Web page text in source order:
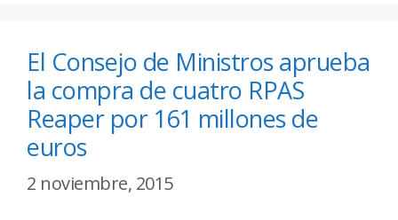
El Consejo de Ministros aprueba
la compra de cuatro RPAS
Reaper por 161 millones de
euros
2 noviembre, 2015